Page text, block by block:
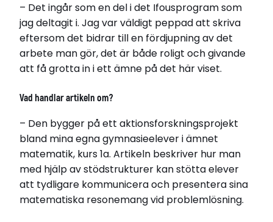
– Det ingår som en del i det Ifousprogram som
jag deltagit i. Jag var väldigt peppad att skriva
eftersom det bidrar till en fördjupning av det
arbete man gör, det är både roligt och givande
att få grotta in i ett ämne på det här viset.
Vad handlar artikeln om?
– Den bygger på ett aktionsforskningsprojekt
bland mina egna gymnasieelever i ämnet
matematik, kurs 1a. Artikeln beskriver hur man
med hjälp av stödstrukturer kan stötta elever
att tydligare kommunicera och presentera sina
matematiska resonemang vid problemlösning.